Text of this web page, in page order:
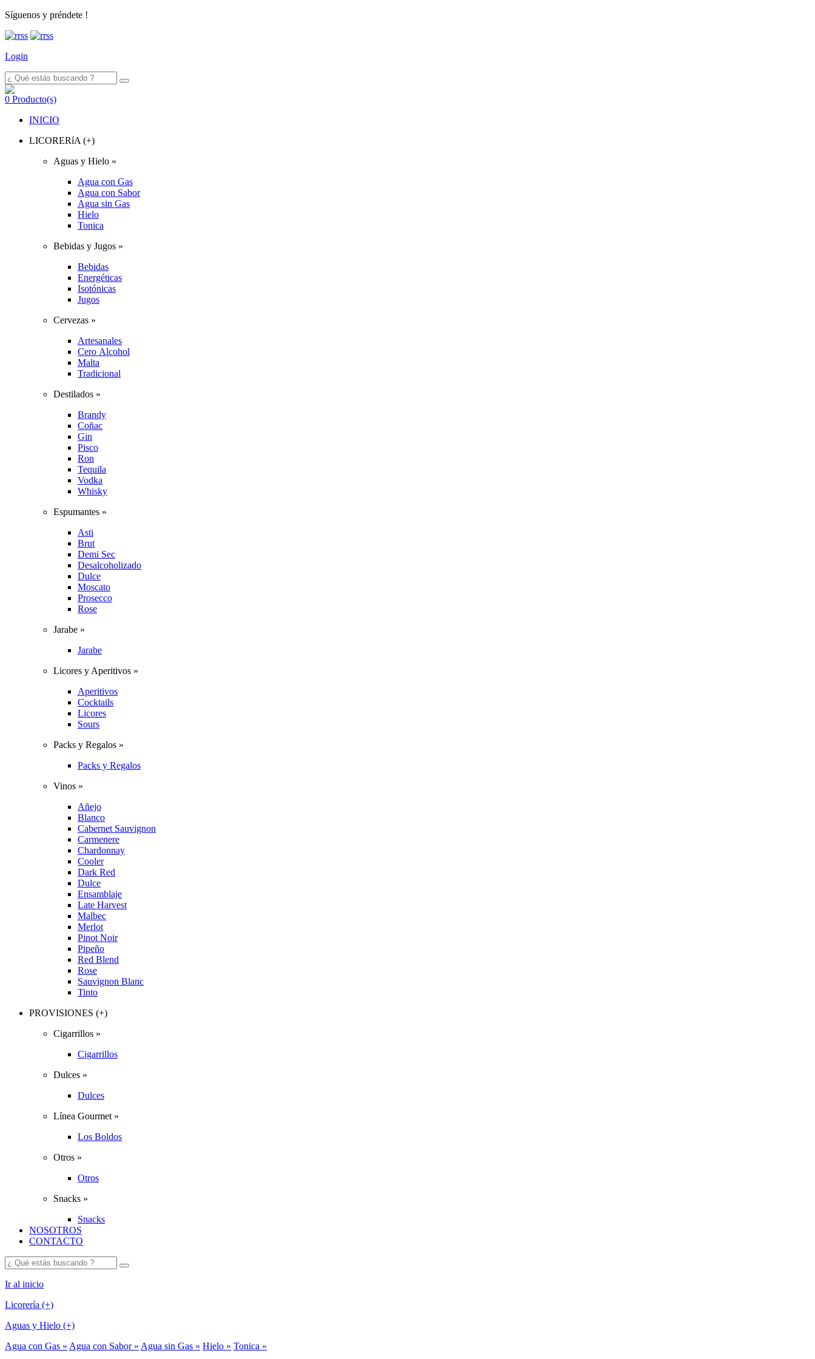
Síguenos y préndete !
Login
0 Producto(s)
INICIO
LICORERíA (+)
Aguas y Hielo »
Agua con Gas
Agua con Sabor
Agua sin Gas
Hielo
Tonica
Bebidas y Jugos »
Bebidas
Energéticas
Isotónicas
Jugos
Cervezas »
Artesanales
Cero Alcohol
Malta
Tradicional
Destilados »
Brandy
Coñac
Gin
Pisco
Ron
Tequila
Vodka
Whisky
Espumantes »
Asti
Brut
Demi Sec
Desalcoholizado
Dulce
Moscato
Prosecco
Rose
Jarabe »
Jarabe
Licores y Aperitivos »
Aperitivos
Cocktails
Licores
Sours
Packs y Regalos »
Packs y Regalos
Vinos »
Añejo
Blanco
Cabernet Sauvignon
Carmenere
Chardonnay
Cooler
Dark Red
Dulce
Ensamblaje
Late Harvest
Malbec
Merlot
Pinot Noir
Pipeño
Red Blend
Rose
Sauvignon Blanc
Tinto
PROVISIONES (+)
Cigarrillos »
Cigarrillos
Dulces »
Dulces
Línea Gourmet »
Los Boldos
Otros »
Otros
Snacks »
Snacks
NOSOTROS
CONTACTO
Ir al inicio
Licorería (+)
Aguas y Hielo (+)
Agua con Gas » Agua con Sabor » Agua sin Gas » Hielo » Tonica »